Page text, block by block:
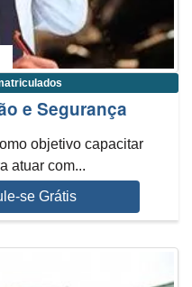
e Segurança
objetivo capacitar
atuar com...
se Grátis